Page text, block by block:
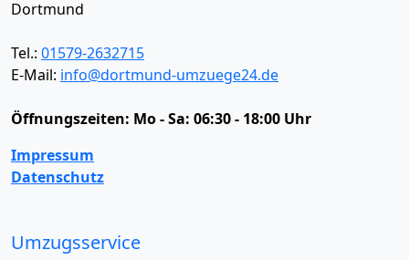
Dortmund
Tel.: 01579-2632715
E-Mail: info@dortmund-umzuege24.de
Öffnungszeiten: Mo - Sa: 06:30 - 18:00 Uhr
Impressum
Datenschutz
Umzugsservice